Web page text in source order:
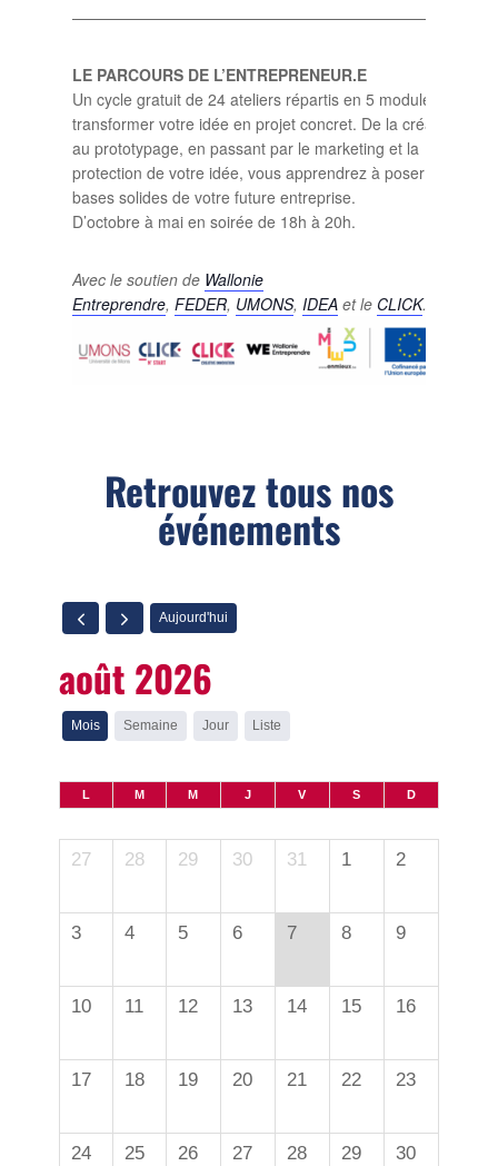
——————————————————————————–
LE PARCOURS DE L’ENTREPRENEUR.E
Un cycle gratuit de 24 ateliers répartis en 5 modules pour
transformer votre idée en projet concret. De la créativité
au prototypage, en passant par le marketing et la
protection de votre idée, vous apprendrez à poser les
bases solides de votre future entreprise.
D’octobre à mai en soirée de 18h à 20h.
Avec le soutien de Wallonie
Entreprendre, FEDER, UMONS, IDEA et le CLICK.
Retrouvez tous nos
événements
Aujourd'hui
août 2026
Mois Semaine Jour Liste
L M M J V S D
27 28 29 30 31 1 2
3 4 5 6 7 8 9
10 11 12 13 14 15 16
17 18 19 20 21 22 23
24 25 26 27 28 29 30